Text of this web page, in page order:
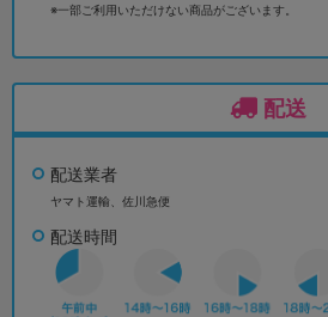
※一部ご利用いただけない商品がございます。
配送
配送業者
ヤマト運輸、佐川急便
配送時間